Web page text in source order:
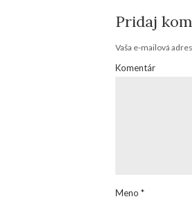
Pridaj
Vaša e-mailová
Komentár
Meno *